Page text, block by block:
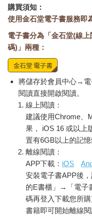
購買須知：
使用金石堂電子書服務即
電子書分為「金石堂(線
碼)」兩種：
將儲存於會員中心→電
閱讀直接開啟閱讀。
線上閱讀：
建議使用Chrome、
果， iOS 16 或以上
置有6GB以上的記
離線閱讀：
APP下載： iOS
安裝電子書APP後
的E書櫃」→「電子
碼再登入下載您所
書籍即可開始離線閱